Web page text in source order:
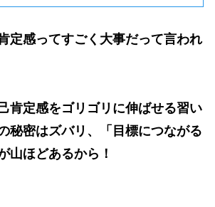
定感ってすごく大事だって言われ
肯定感をゴリゴリに伸ばせる習い
秘密はズバリ、
「目標につながる
山ほどあるから！